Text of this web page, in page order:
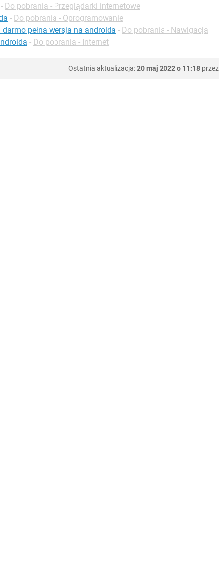
- Do pobrania - Przeglądarki internetowe
- Do pobrania - Oprogramowanie
pełna wersja na androida - Do pobrania - Nawigacja
- Do pobrania - Internet
Ostatnia aktualizacja:20 maj 2022 o 11:18 przez